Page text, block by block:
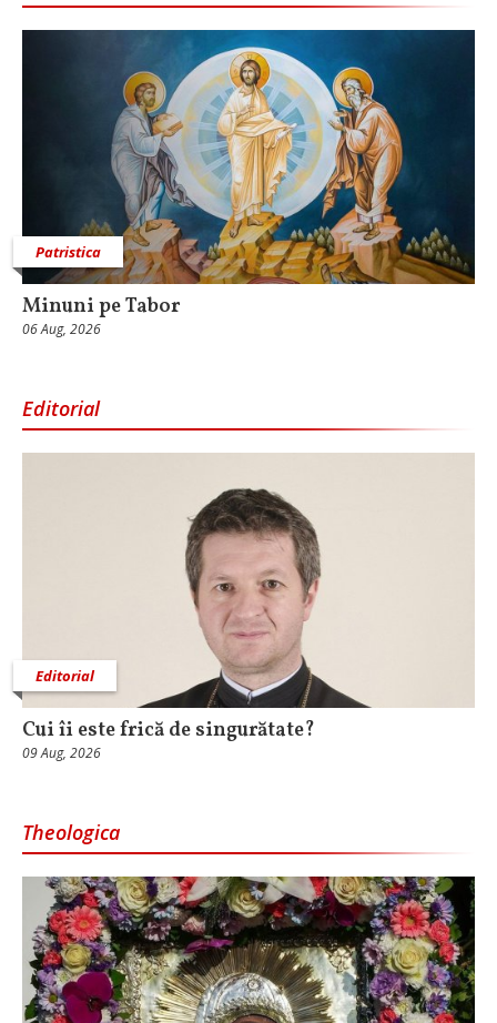
Patristica
Minuni pe Tabor
06 Aug, 2026
Editorial
Editorial
Cui îi este frică de singurătate?
09 Aug, 2026
Theologica